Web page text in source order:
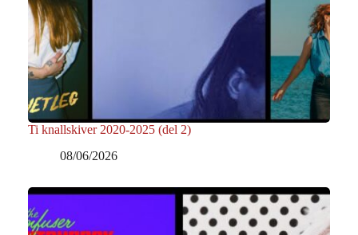
Ti knallskiver 2020-2025 (del 2)
08/06/2026